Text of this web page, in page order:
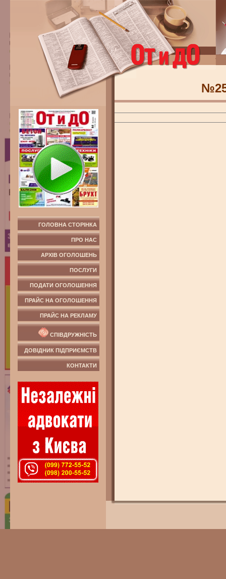
ГОЛОВНА СТОРІНКА
ПРО НАС
АРХІВ ОГОЛОШЕНЬ
ПОСЛУГИ
ПОДАТИ ОГОЛОШЕННЯ
ПРАЙС НА ОГОЛОШЕННЯ
ПРАЙС НА РЕКЛАМУ
СПІВДРУЖНІСТЬ
ДОВІДНИК ПІДПРИЄМСТВ
КОНТАКТИ